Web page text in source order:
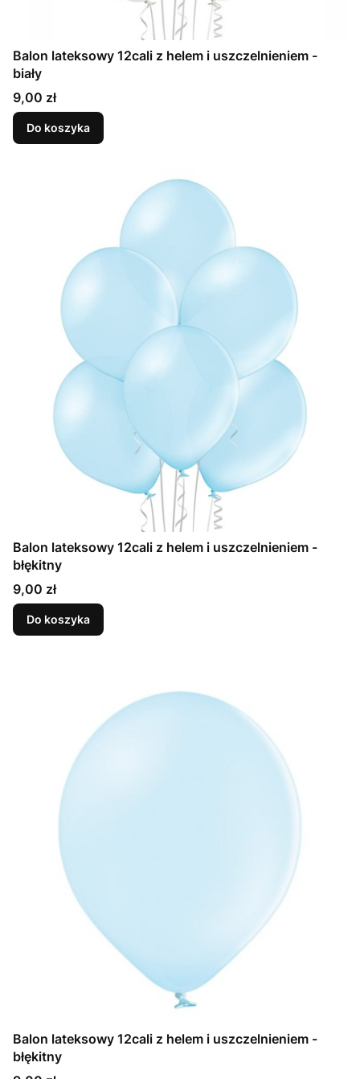
Balon lateksowy 12cali z helem i uszczelnieniem -
biały
Cena
9,00 zł
Do koszyka
Balon lateksowy 12cali z helem i uszczelnieniem -
błękitny
Cena
9,00 zł
Do koszyka
Balon lateksowy 12cali z helem i uszczelnieniem -
błękitny